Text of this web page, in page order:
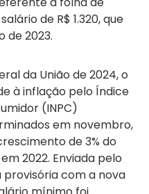
de R$ 1.320, que
de 2023.
da União de 2024, o
à inflação pelo Índice
(INPC)
em novembro,
de 3% do
2022. Enviada pelo
com a nova